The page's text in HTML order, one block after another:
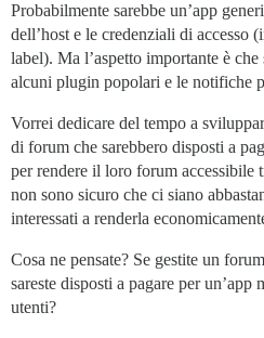
Probabilmente sarebbe un’app
dell’host e le credenziali di accesso
label). Ma l’aspetto importante è
alcuni plugin popolari e le notifiche
Vorrei dedicare del tempo a
di forum che sarebbero disposti a
per rendere il loro forum accessibile
non sono sicuro che ci siano
interessati a renderla
Cosa ne pensate? Se gestite un
sareste disposti a pagare per
utenti?